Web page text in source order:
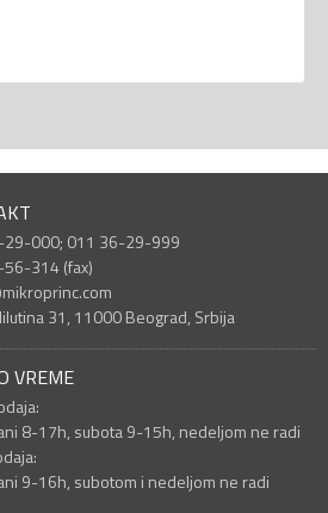
29-000; 011 36-29-999
314 (fax)
31, 11000 Beograd, Srbija
VREME
8-17h, subota 9-15h, nedeljom ne radi
9-16h, subotom i nedeljom ne radi